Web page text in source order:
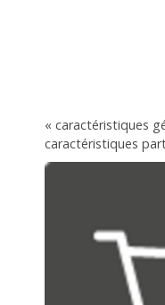
« caractéristiques
caractéristiques